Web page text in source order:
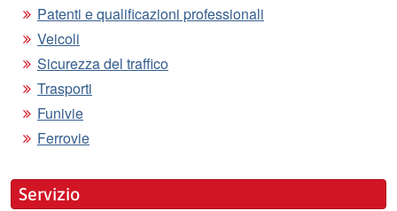
Patenti e qualificazioni professionali
Veicoli
Sicurezza del traffico
Trasporti
Funivie
Ferrovie
Servizio